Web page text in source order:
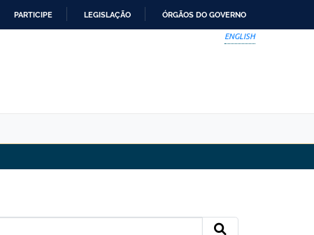
PARTICIPE LEGISLAÇÃO ÓRGÃOS DO GOVERNO
ENGLISH